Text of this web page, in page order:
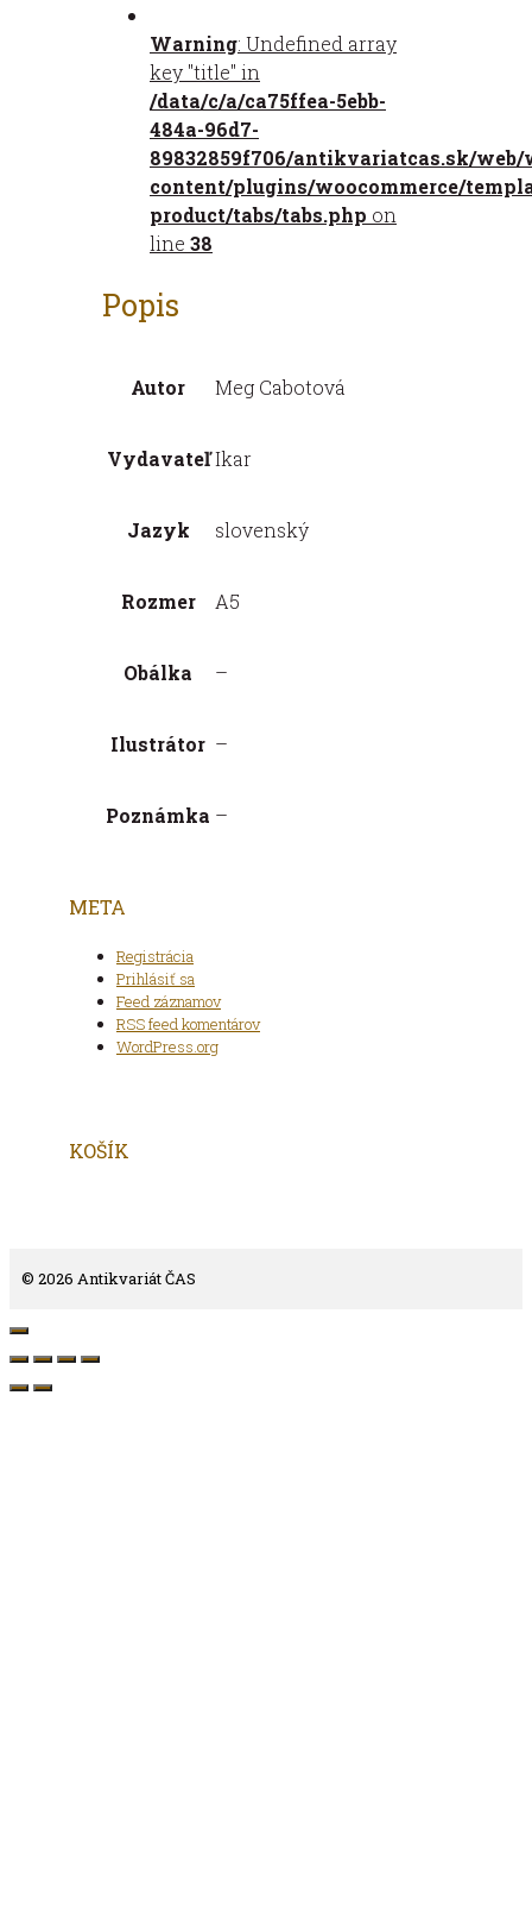
ružovomWarning: Undefined array
key "title" in
/data/c/a/ca75ffea-5ebb-
484a-96d7-
89832859f706/antikvariatcas.sk/web/
content/plugins/woocommerce/
product/tabs/tabs.php on
line 38
Popis
Autor Meg Cabotová
Vydavateľ Ikar
Jazyk slovenský
Rozmer A5
Obálka –
Ilustrátor –
Poznámka –
META
Registrácia
Prihlásiť sa
Feed záznamov
RSS feed komentárov
WordPress.org
KOŠÍK
© 2026 Antikvariát ČAS
Close